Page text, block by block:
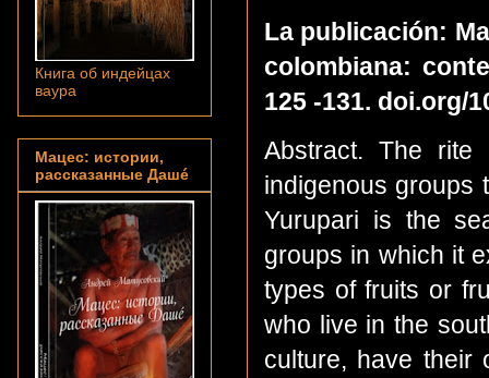
La publicación:
colombiana:
125 -131. doi.org/
Abstract. The
indigenous groups
Yurupari is the
groups in which it
types of fruits or
who live in the
culture, have their
Книга об индейцах
ваура
Мацес: истории,
рассказанные Дашé